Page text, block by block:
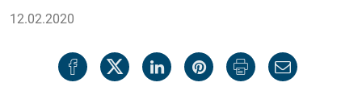
12.02.2020